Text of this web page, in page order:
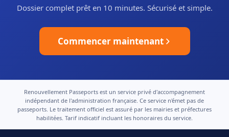
Dossier complet prêt en 10 minutes. Sécurisé et simple.
Commencer maintenant
Renouvellement Passeports est un service privé d'accompagnement
indépendant de l'administration française. Ce service n'émet pas de
passeports. Le traitement officiel est assuré par les mairies et préfectures
habilitées. Tarif indicatif incluant les honoraires du service.